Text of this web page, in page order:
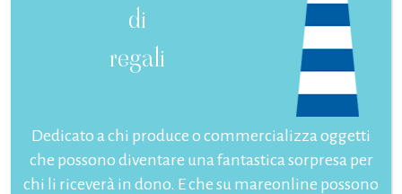
di
regali
Dedicato a chi produce o commercializza oggetti
che possono diventare una fantastica sorpresa per
chi li riceverà in dono. E che su mareonline possono